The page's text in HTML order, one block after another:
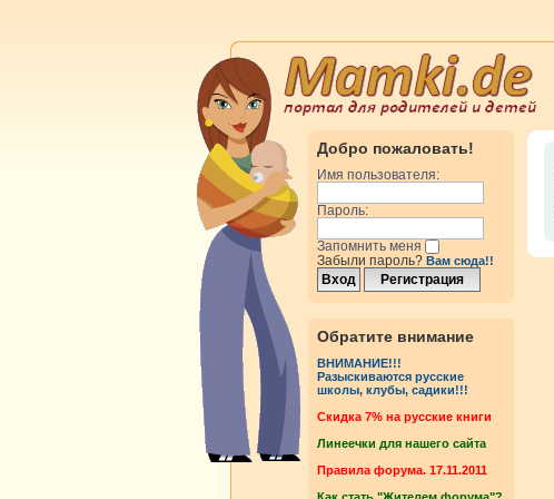
Добро пожаловать!
Имя пользователя:
Пароль:
Запомнить меня
Забыли пароль? Вам сюда!!
Обратите внимание
ВНИМАНИЕ!!!
Разыскиваются русские
школы, клубы, садики!!!
Cкидка 7% на русские книги
Линеечки для нашего сайта
Правила форума. 17.11.2011